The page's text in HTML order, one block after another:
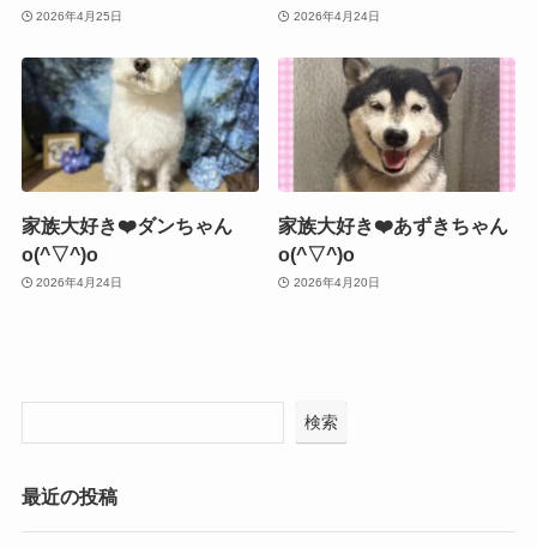
2026年4月25日 2026年4月24日
家族大好き❤️ダンちゃん
o(^▽^)o
2026年4月24日
家族大好き❤️あずきちゃん
o(^▽^)o
2026年4月20日
検索
最近の投稿